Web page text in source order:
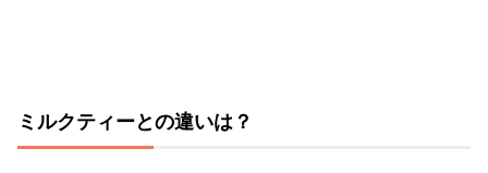
ミルクティーとの違いは？